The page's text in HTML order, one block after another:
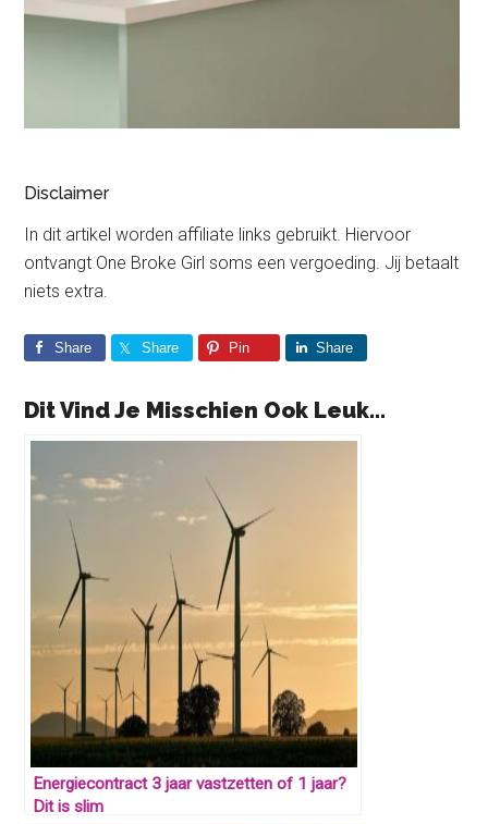
Disclaimer
In dit artikel worden affiliate links gebruikt. Hiervoor
ontvangt One Broke Girl soms een vergoeding. Jij betaalt
niets extra.
Share Share Pin Share
Dit Vind Je Misschien Ook Leuk...
Energiecontract 3 jaar vastzetten of 1 jaar?
Dit is slim